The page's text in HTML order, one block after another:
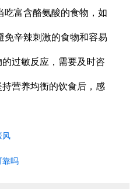
吃富含酪氨酸的食物，如
免辛辣刺激的食物和容易
过敏反应，需要及时咨
营养均衡的饮食后，感
风
靠吗